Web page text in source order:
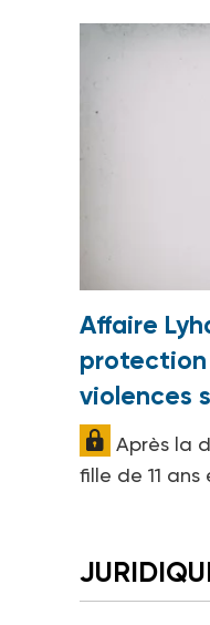
Affaire
protection
violences
Après la
fille de 11 ans